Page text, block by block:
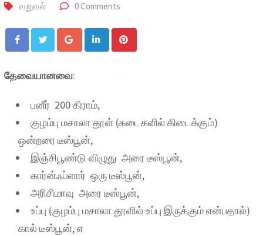
வறுவல் 0 Comments
தேவையானவை:
பனீர் 200 கிராம்,
குழம்பு மசாலா தூள் (கடைகளில் கிடைக்கும்)
ஒன்றரை டீஸ்பூன்,
இஞ்சிபூண்டு விழுது அரை டீஸ்பூன்,
கார்ன்ஃப்ளார் ஒரு டீஸ்பூன்,
அரிசிமாவு அரை டீஸ்பூன்,
உப்பு (குழம்பு மசாலா தூளில் உப்பு இருக்கும் என்பதால்)
கால் டீஸ்பூன், எ